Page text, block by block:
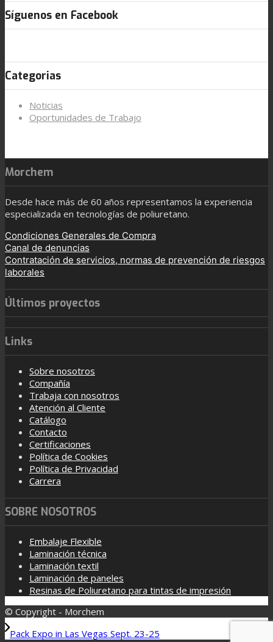
Síguenos en Facebook
Categorias
Noticias
Oportunidades de Trabajo
Morchem
Desde hace más de 60 años representamos la experiencia
especializada en tecnologías de poliuretano.
Condiciones Generales de Compra
Canal de denuncias
Contratación de servicios, normas de prevención de riesgos
laborales
Últimos proyectos
Links
Sobre nosotros
Compañía
Trabaja con nosotros
Atención al Cliente
Catálogo
Contacto
Certificaciones
Política de Cookies
Política de Privacidad
Carrera
SOBRE NOSOTROS
Embalaje Flexible
Laminación técnica
Laminación textil
Laminación de paneles
Resinas de Poliuretano para tintas de impresión
© Copyright - Morchem
Pack Expo in Las Vegas Sept. 23-25